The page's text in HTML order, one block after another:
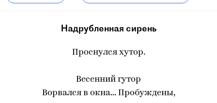
Надрубленная сирень
Проснулся хутор.
Весенний гутор
Ворвался в окна... Пробуждены,